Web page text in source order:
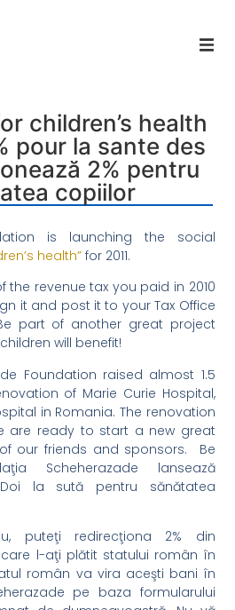
children’s health
pour la sante des
2% pentru
copiilor
is launching the social
health” for 2011.
the revenue tax you paid in 2010
it and post it to your Tax Office
part of another great project
will benefit!
Foundation raised almost 1.5
of Marie Curie Hospital,
in Romania. The renovation
are ready to start a new great
our friends and sponsors. Be
Scheherazade lansează
la sută pentru sănătatea
puteţi redirecţiona 2% din
l-aţi plătit statului român în
român va vira aceşti bani în
pe baza formularului